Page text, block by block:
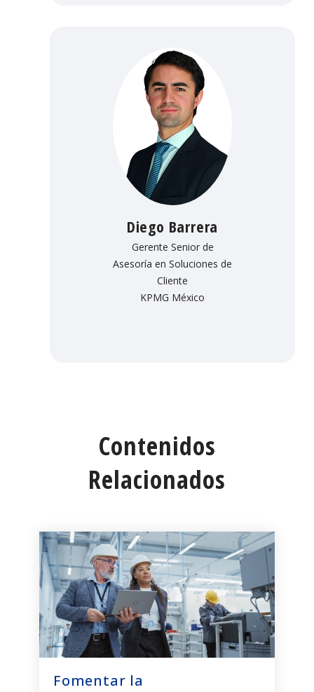
Diego Barrera
Gerente Senior de
Asesoría en Soluciones de
Cliente
KPMG México
Contenidos
Relacionados
Fomentar la